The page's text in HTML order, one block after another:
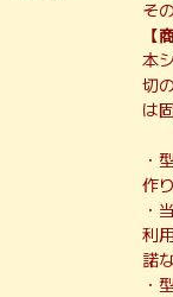
そ
【
本
切
は
・
作
・
利
諾
・